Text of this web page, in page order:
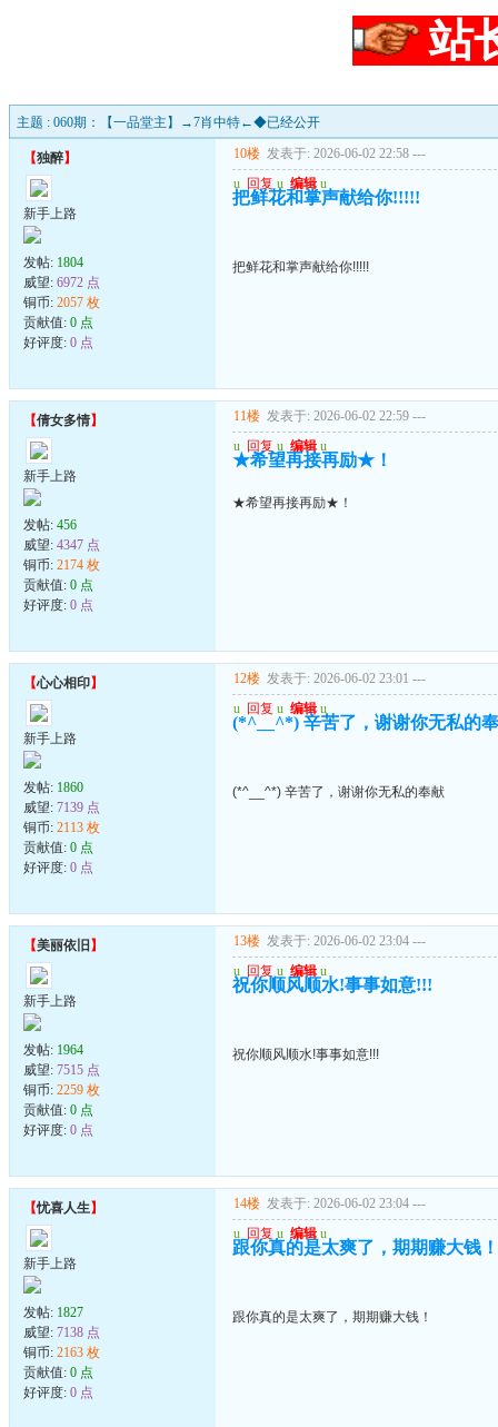
站
主题 : 060期：【一品堂主】→7肖中特←◆已经公开
【独醉】
新手上路
发帖: 1804
威望: 6972 点
铜币: 2057 枚
贡献值: 0 点
好评度: 0 点
10楼 发表于: 2026-06-02 22:58 ---
u 回复 u 编辑 u
把鲜花和掌声献给你!!!!!
把鲜花和掌声献给你!!!!!
【倩女多情】
新手上路
发帖: 456
威望: 4347 点
铜币: 2174 枚
贡献值: 0 点
好评度: 0 点
11楼 发表于: 2026-06-02 22:59 ---
u 回复 u 编辑 u
★希望再接再励★！
★希望再接再励★！
【心心相印】
新手上路
发帖: 1860
威望: 7139 点
铜币: 2113 枚
贡献值: 0 点
好评度: 0 点
12楼 发表于: 2026-06-02 23:01 ---
u 回复 u 编辑 u
(*^__^*) 辛苦了，谢谢你无私的
(*^__^*) 辛苦了，谢谢你无私的奉献
【美丽依旧 】
新手上路
发帖: 1964
威望: 7515 点
铜币: 2259 枚
贡献值: 0 点
好评度: 0 点
13楼 发表于: 2026-06-02 23:04 ---
u 回复 u 编辑 u
祝你顺风顺水!事事如意!!!
祝你顺风顺水!事事如意!!!
【忧喜人生】
新手上路
发帖: 1827
威望: 7138 点
铜币: 2163 枚
贡献值: 0 点
好评度: 0 点
14楼 发表于: 2026-06-02 23:04 ---
u 回复 u 编辑 u
跟你真的是太爽了，期期赚大钱！
跟你真的是太爽了，期期赚大钱！